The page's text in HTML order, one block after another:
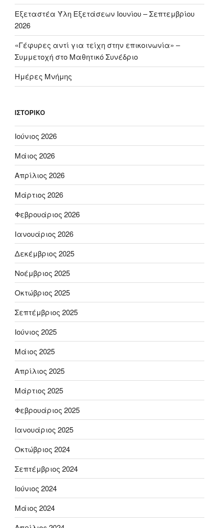
Εξεταστέα Ύλη Εξετάσεων Ιουνίου – Σεπτεμβρίου
2026
«Γέφυρες αντί για τείχη στην επικοινωνία» –
Συμμετοχή στο Μαθητικό Συνέδριο
Ημέρες Μνήμης
ΙΣΤΟΡΙΚΌ
Ιούνιος 2026
Μάιος 2026
Απρίλιος 2026
Μάρτιος 2026
Φεβρουάριος 2026
Ιανουάριος 2026
Δεκέμβριος 2025
Νοέμβριος 2025
Οκτώβριος 2025
Σεπτέμβριος 2025
Ιούνιος 2025
Μάιος 2025
Απρίλιος 2025
Μάρτιος 2025
Φεβρουάριος 2025
Ιανουάριος 2025
Οκτώβριος 2024
Σεπτέμβριος 2024
Ιούνιος 2024
Μάιος 2024